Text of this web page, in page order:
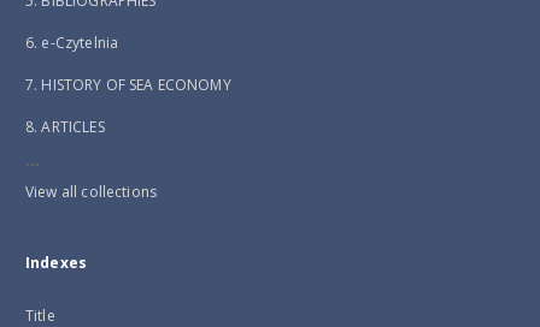
6. e-Czytelnia
7. HISTORY OF SEA ECONOMY
8. ARTICLES
...
View all collections
Indexes
Title